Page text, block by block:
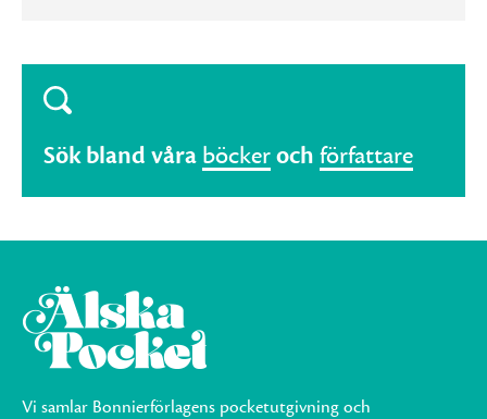
Sök bland våra böckeroch författare
Vi samlar Bonnierförlagens pocketutgivning och